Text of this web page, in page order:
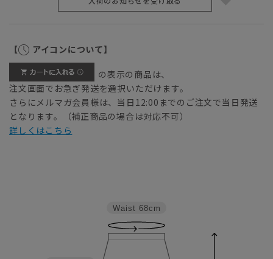
【 アイコンについて】
の表示の商品は、
注文画面でお急ぎ発送を選択いただけます。
さらにメルマガ会員様は、当日12:00までのご注文で当日発送
となります。（補正商品の場合は対応不可）
詳しくはこちら
Waist 68cm